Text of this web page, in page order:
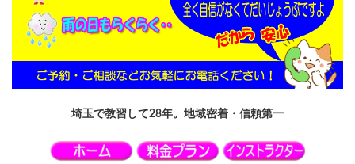
埼玉で教習して28年。地域密着・信頼第一